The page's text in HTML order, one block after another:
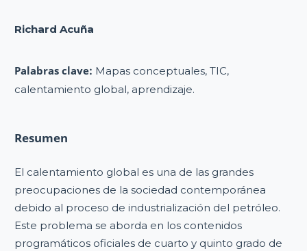
Richard Acuña
Palabras clave: Mapas conceptuales, TIC,
calentamiento global, aprendizaje.
Resumen
El calentamiento global es una de las grandes
preocupaciones de la sociedad contemporánea
debido al proceso de industrialización del petróleo.
Este problema se aborda en los contenidos
programáticos oficiales de cuarto y quinto grado de